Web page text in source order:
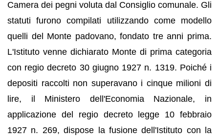
Camera dei pegni voluta dal Consiglio comunale. Gli
statuti furono compilati utilizzando come modello
quelli del Monte padovano, fondato tre anni prima.
L'Istituto venne dichiarato Monte di prima categoria
con regio decreto 30 giugno 1927 n. 1319. Poiché i
depositi raccolti non superavano i cinque milioni di
lire, il Ministero dell'Economia Nazionale, in
applicazione del regio decreto legge 10 febbraio
1927 n. 269, dispose la fusione dell'Istituto con la